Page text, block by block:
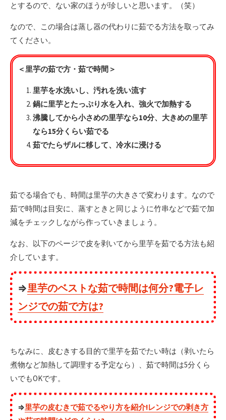
とするので、ない家のほうが珍しいと思います。（笑）
なので、この場合は蒸し器の代わりに茹でる方法を取ってみ
てください。
＜里芋の茹で方・茹で時間＞
里芋を水洗いし、汚れを洗い流す
鍋に里芋とたっぷり水を入れ、強火で加熱する
沸騰してから小さめの里芋なら10分、大きめの里芋
なら15分くらい茹でる
茹でたらザルに移して、冷水に浸ける
茹でる場合でも、時間は里芋の大きさで変わります。なので
茹で時間は目安に、蒸すときと同じように竹串などで茹で加
減をチェックしながら作っていきましょう。
なお、以下のページで皮を剥いてから里芋を茹でる方法も紹
介しています。
⇒里芋のベストな茹で時間は何分?電子レ
ンジでの茹で方は?
ちなみに、皮むきする目的で里芋を茹でたい時は（剥いたら
煮物など加熱して調理する予定なら）、茹で時間は5分くら
いでもOKです。
⇒里芋の皮むきで茹でるやり方を紹介!レンジでの剥き方